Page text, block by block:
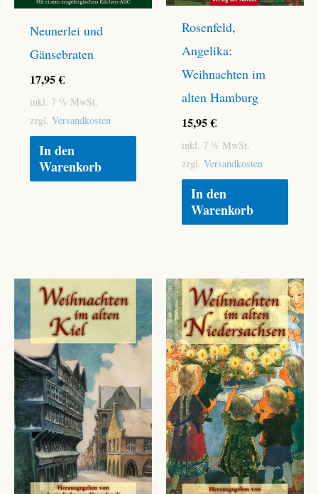
Neunerlei und
Gänsebraten
17,95€
inkl. 7 % MwSt.
zzgl. Versandkosten
In den
Warenkorb
Rosenfeld,
Angelika:
Weihnachten im
alten Hamburg
15,95€
inkl. 7 % MwSt.
zzgl. Versandkosten
In den
Warenkorb